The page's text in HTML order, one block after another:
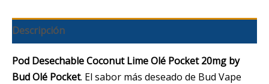
Descripción
Pod Desechable Coconut Lime Olé Pocket 20mg by
Bud Olé Pocket. El sabor más deseado de Bud Vape